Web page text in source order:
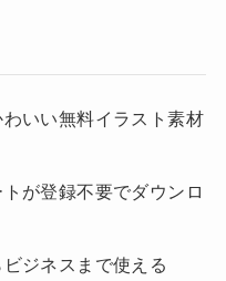
わいい無料イラスト素材
が登録不要でダウンロ
ビジネスまで使える